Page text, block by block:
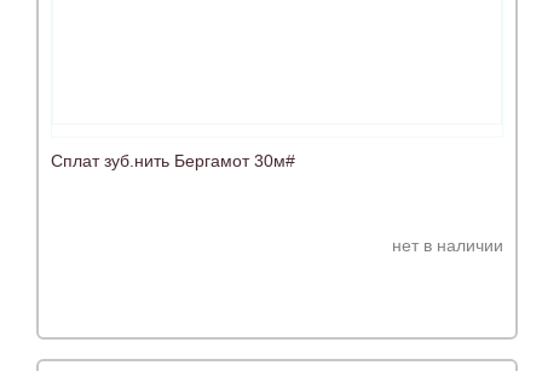
Сплат зуб.нить Бергамот 30м#
нет в наличии